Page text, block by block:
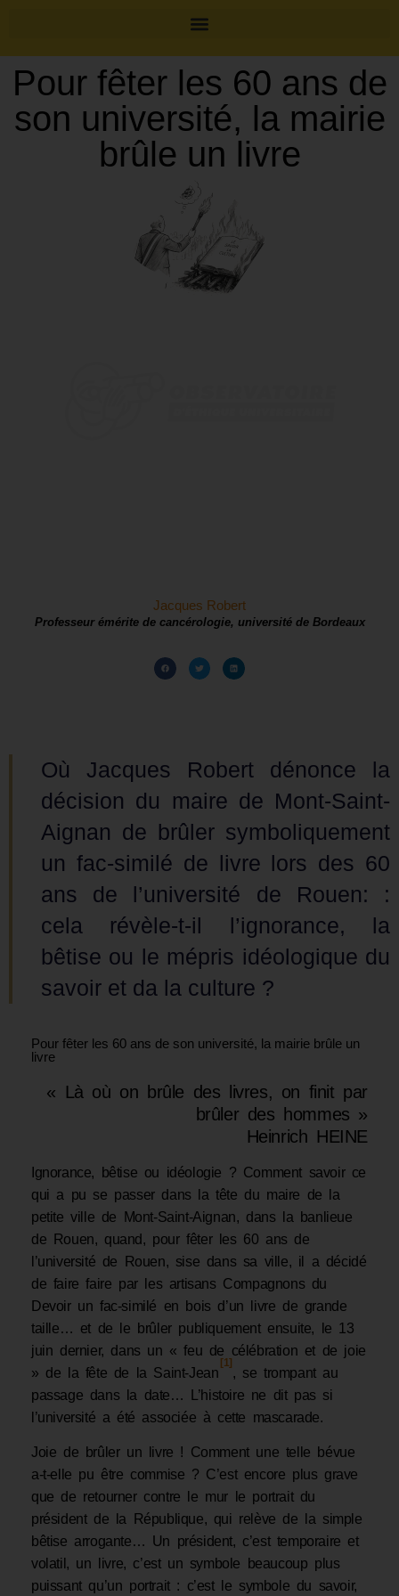
Pour fêter les 60 ans de
son université, la mairie
brûle un livre
Jacques Robert
Professeur émérite de cancérologie, université de Bordeaux
Où Jacques Robert dénonce la
décision du maire de Mont-Saint-
Aignan de brûler symboliquement
un fac-similé de livre lors des 60
ans de l’université de Rouen: :
cela révèle-t-il l’ignorance, la
bêtise ou le mépris idéologique du
savoir et da la culture ?
Pour fêter les 60 ans de son université, la mairie brûle un
livre
« Là où on brûle des livres, on finit par
brûler des hommes »
Heinrich HEINE
Ignorance, bêtise ou idéologie ? Comment savoir ce
qui a pu se passer dans la tête du maire de la
petite ville de Mont-Saint-Aignan, dans la banlieue
de Rouen, quand, pour fêter les 60 ans de
l’université de Rouen, sise dans sa ville, il a décidé
de faire faire par les artisans Compagnons du
Devoir un fac-similé en bois d’un livre de grande
taille… et de le brûler publiquement ensuite, le 13
juin dernier, dans un « feu de célébration et de joie
» de la fête de la Saint-Jean
[1]
, se trompant au
passage dans la date… L’histoire ne dit pas si
l’université a été associée à cette mascarade.
Joie de brûler un livre ! Comment une telle bévue
a-t-elle pu être commise ? C’est encore plus grave
que de retourner contre le mur le portrait du
président de la République, qui relève de la simple
bêtise arrogante… Un président, c’est temporaire et
volatil, un livre, c’est un symbole beaucoup plus
puissant qu’un portrait : c’est le symbole du savoir,